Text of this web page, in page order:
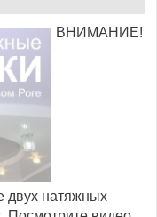
ВНИМАНИЕ!
двух натяжных